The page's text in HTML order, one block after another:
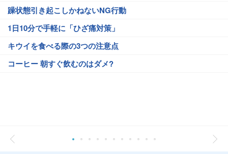
躁状態引き起こしかねないNG行動
1日10分で手軽に「ひざ痛対策」
キウイを食べる際の3つの注意点
コーヒー 朝すぐ飲むのはダメ?